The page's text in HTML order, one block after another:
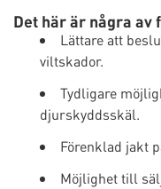
Det här är några av
Lättare att
viltskador.
Tydligare
djurskyddsskäl.
Förenklad jakt
Möjlighet till